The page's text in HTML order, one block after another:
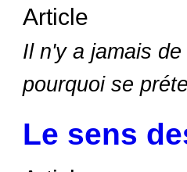
Article
Il n'y a jamais
pourquoi se
Le sens